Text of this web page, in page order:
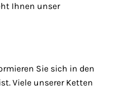
Ihnen unser
Sie sich in den
Viele unserer Ketten